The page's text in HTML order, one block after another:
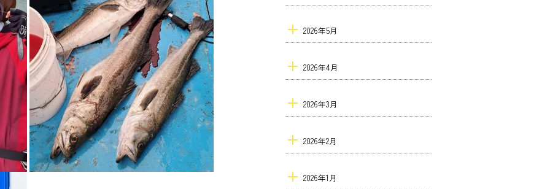
2026年5月
2026年4月
2026年3月
2026年2月
2026年1月